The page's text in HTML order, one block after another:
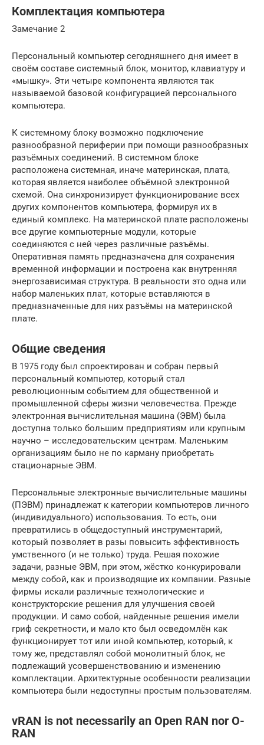
Комплектация компьютера
Замечание 2
Персональный компьютер сегодняшнего дня имеет в
своём составе системный блок, монитор, клавиатуру и
«мышку». Эти четыре компонента являются так
называемой базовой конфигурацией персонального
компьютера.
К системному блоку возможно подключение
разнообразной периферии при помощи разнообразных
разъёмных соединений. В системном блоке
расположена системная, иначе материнская, плата,
которая является наиболее объёмной электронной
схемой. Она синхронизирует функционирование всех
других компонентов компьютера, формируя их в
единый комплекс. На материнской плате расположены
все другие компьютерные модули, которые
соединяются с ней через различные разъёмы.
Оперативная память предназначена для сохранения
временной информации и построена как внутренняя
энергозависимая структура. В реальности это одна или
набор маленьких плат, которые вставляются в
предназначенные для них разъёмы на материнской
плате.
Общие сведения
В 1975 году был спроектирован и собран первый
персональный компьютер, который стал
революционным событием для общественной и
промышленной сферы жизни человечества. Прежде
электронная вычислительная машина (ЭВМ) была
доступна только большим предприятиям или крупным
научно – исследовательским центрам. Маленьким
организациям было не по карману приобретать
стационарные ЭВМ.
Персональные электронные вычислительные машины
(ПЭВМ) принадлежат к категории компьютеров личного
(индивидуального) использования. То есть, они
превратились в общедоступный инструментарий,
который позволяет в разы повысить эффективность
умственного (и не только) труда. Решая похожие
задачи, разные ЭВМ, при этом, жёстко конкурировали
между собой, как и производящие их компании. Разные
фирмы искали различные технологические и
конструкторские решения для улучшения своей
продукции. И само собой, найденные решения имели
гриф секретности, и мало кто был осведомлён как
функционирует тот или иной компьютер, который, к
тому же, представлял собой монолитный блок, не
подлежащий усовершенствованию и изменению
комплектации. Архитектурные особенности реализации
компьютера были недоступны простым пользователям.
vRAN is not necessarily an Open RAN nor O-
RAN